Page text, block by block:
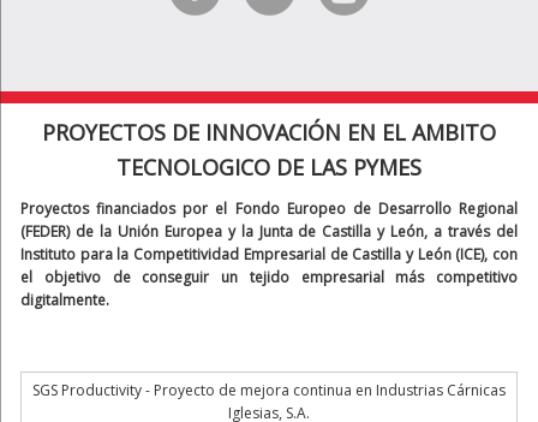
PROYECTOS DE INNOVACIÓN EN EL AMBITO
TECNOLOGICO DE LAS PYMES
Proyectos financiados por el Fondo Europeo de Desarrollo Regional
(FEDER) de la Unión Europea y la Junta de Castilla y León, a través del
Instituto para la Competitividad Empresarial de Castilla y León (ICE), con
el objetivo de conseguir un tejido empresarial más competitivo
digitalmente.
SGS Productivity - Proyecto de mejora continua en Industrias Cárnicas
Iglesias, S.A.